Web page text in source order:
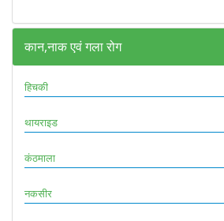
कान,नाक एवं गला रोग
हिचकी
थायराइड
कंठमाला
नकसीर